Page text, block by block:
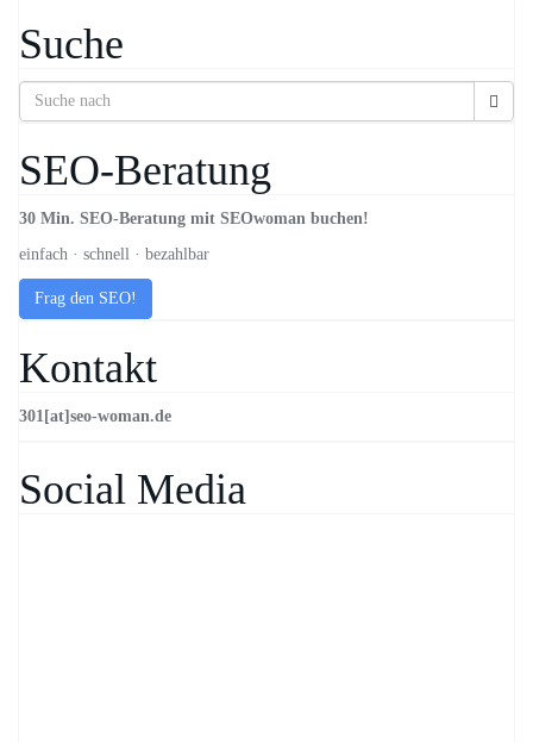
Suche
SEO-Beratung
30 Min. SEO-Beratung mit SEOwoman buchen!
einfach · schnell · bezahlbar
Frag den SEO!
Kontakt
301[at]seo-woman.de
Social Media